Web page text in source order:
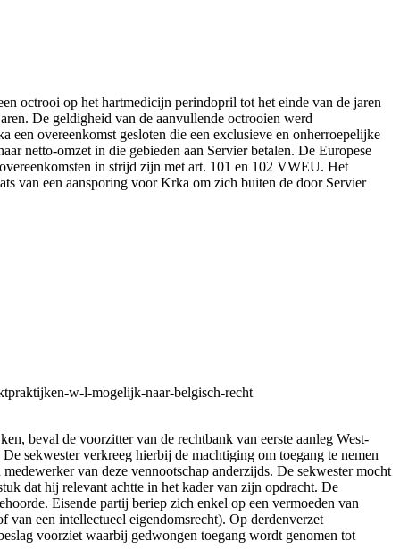
octrooi op het hartmedicijn perindopril tot het einde van de jaren
De geldigheid van de aanvullende octrooien werd
overeenkomst gesloten die een exclusieve en onherroepelijke
netto-omzet in die gebieden aan Servier betalen. De Europese
in strijd zijn met art. 101 en 102 VWEU. Het
van een aansporing voor Krka om zich buiten de door Servier
w-l-mogelijk-naar-belgisch-recht
beval de voorzitter van de rechtbank van eerste aanleg West-
sekwester verkreeg hierbij de machtiging om toegang te nemen
van deze vennootschap anderzijds. De sekwester mocht
dat hij relevant achtte in het kader van zijn opdracht. De
Eisende partij beriep zich enkel op een vermoeden van
een intellectueel eigendomsrecht). Op derdenverzet
voorziet waarbij gedwongen toegang wordt genomen tot